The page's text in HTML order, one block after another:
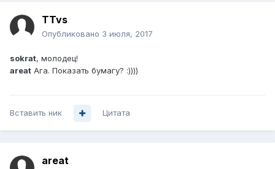
TTvs
Опубликовано 3 июля, 2017
sokrat, молодец!
areat Ага. Показать бумагу? :))))
Вставить ник Цитата
areat